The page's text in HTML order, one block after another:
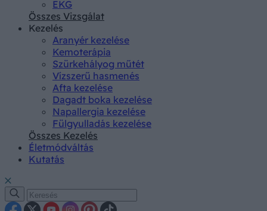
EKG
Összes Vizsgálat
Kezelés
Aranyér kezelése
Kemoterápia
Szürkehályog műtét
Vízszerű hasmenés
Afta kezelése
Dagadt boka kezelése
Napallergia kezelése
Fülgyulladás kezelése
Összes Kezelés
Életmódváltás
Kutatás